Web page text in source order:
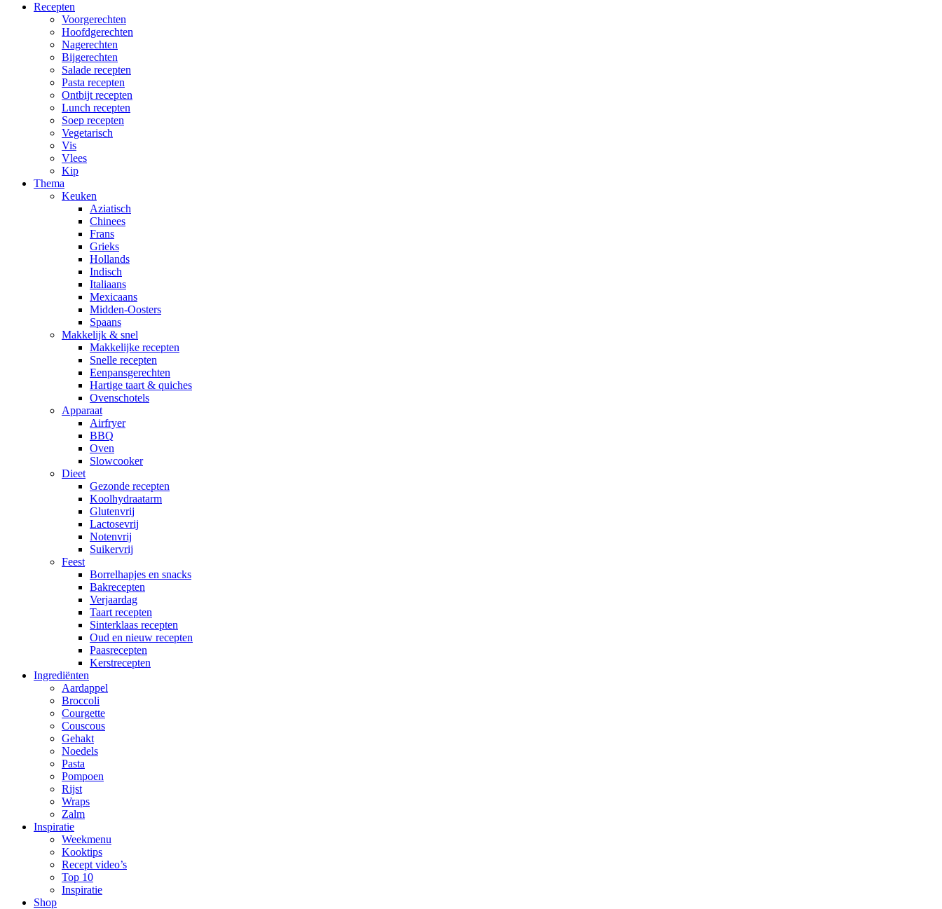
Recepten
Voorgerechten
Hoofdgerechten
Nagerechten
Bijgerechten
Salade recepten
Pasta recepten
Ontbijt recepten
Lunch recepten
Soep recepten
Vegetarisch
Vis
Vlees
Kip
Thema
Keuken
Aziatisch
Chinees
Frans
Grieks
Hollands
Indisch
Italiaans
Mexicaans
Midden-Oosters
Spaans
Makkelijk & snel
Makkelijke recepten
Snelle recepten
Eenpansgerechten
Hartige taart & quiches
Ovenschotels
Apparaat
Airfryer
BBQ
Oven
Slowcooker
Dieet
Gezonde recepten
Koolhydraatarm
Glutenvrij
Lactosevrij
Notenvrij
Suikervrij
Feest
Borrelhapjes en snacks
Bakrecepten
Verjaardag
Taart recepten
Sinterklaas recepten
Oud en nieuw recepten
Paasrecepten
Kerstrecepten
Ingrediënten
Aardappel
Broccoli
Courgette
Couscous
Gehakt
Noedels
Pasta
Pompoen
Rijst
Wraps
Zalm
Inspiratie
Weekmenu
Kooktips
Recept video’s
Top 10
Inspiratie
Shop